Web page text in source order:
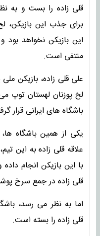
قلی زاده را بست و به
برای جذب این بازیکن،
این بازیکن نخواهد
منتفی است.
علی قلی زاده، بازیکن
لخ پوزنان لهستان توپ
باشگاه های ایرانی قرار
یکی از همین باشگاه
علاقه قلی زاده به این
با این بازیکن انجام
قلی زاده در جمع سرخ
اما به نظر می رسد،
قلی زاده را بسته است.